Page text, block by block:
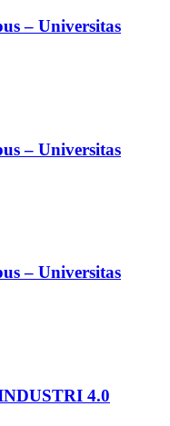
– Universitas
– Universitas
– Universitas
4.0